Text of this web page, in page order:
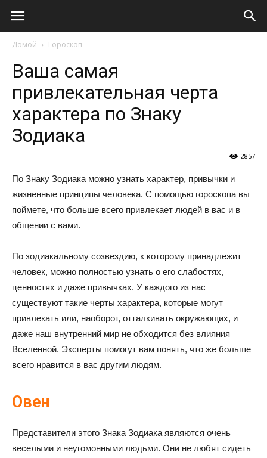
Виолайф
Домой Гороскоп
Ваша самая
привлекательная черта
характера по Знаку
Зодиака
2857
По Знаку Зодиака можно узнать характер, привычки и
жизненные принципы человека. С помощью гороскопа вы
поймете, что больше всего привлекает людей в вас и в
общении с вами.
По зодиакальному созвездию, к которому принадлежит
человек, можно полностью узнать о его слабостях,
ценностях и даже привычках. У каждого из нас
существуют такие черты характера, которые могут
привлекать или, наоборот, отталкивать окружающих, и
даже наш внутренний мир не обходится без влияния
Вселенной. Эксперты помогут вам понять, что же больше
всего нравится в вас другим людям.
Овен
Представители этого Знака Зодиака являются очень
веселыми и неугомонными людьми. Они не любят сидеть